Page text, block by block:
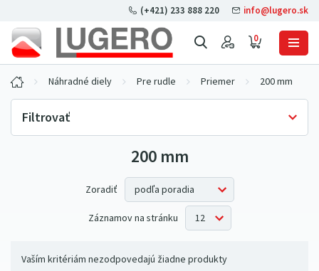
0
(+421) 233 888 220 info@lugero.sk
Náhradné diely Pre rudle Priemer 200 mm
Filtrovať
200 mm
Zoradiť
Záznamov na stránku
Vaším kritériám nezodpovedajú žiadne produkty